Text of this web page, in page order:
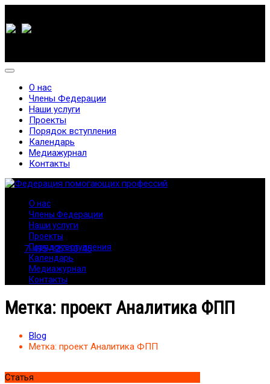
7-495-127-10-45
О нас
Члены Федерации
Наши услуги
Проекты
Порядок вступления
Календарь
Медиажурнал
Контакты
О нас
Члены Федерации
Наши услуги
Проекты
Порядок вступления
Календарь
Медиажурнал
Контакты
Метка: проект Аналитика ФПП
Blog
Метка: проект Аналитика ФПП
Статья